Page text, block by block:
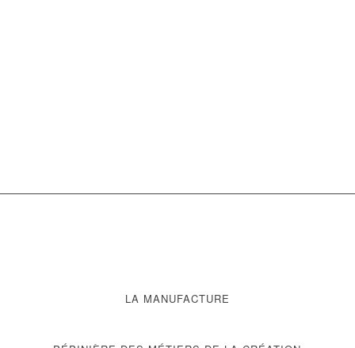
LA MANUFACTURE